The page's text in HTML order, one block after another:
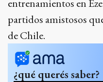
entrenamientos en
partidos amistosos
de Chile.
¿qué querés saber?